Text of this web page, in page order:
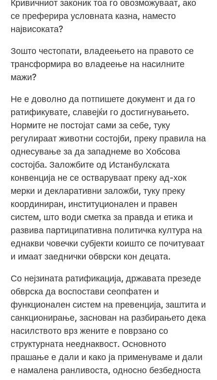
Кривичниот законик тоа го овозможуваат, ако
се преферира условната казна, наместо
највисоката?
Зошто честопати, владеењето на правото се
трансформира во владеење на насилните
мажи?
Не е доволно да потпишете документ и да го
ратификувате, славејќи го достигнувањето.
Нормите не постојат сами за себе, туку
регулираат животни состојби, преку правила на
однесување за да западнеме во Хобсова
состојба. Заложбите од Истанбулската
конвенција не се остваруваат преку ад-хок
мерки и декларативни заложби, туку преку
координиран, институционален и правен
систем, што води сметка за правда и етика и
развива партиципативна политичка култура на
еднакви човечки субјекти коишто се почитуваат
и имаат заеднички обврски кон децата.
Со нејзината ратификација, државата презеде
обврска да воспостави сеопфатен и
функционален систем на превенција, заштита и
санкционирање, заснован на разбирањето дека
насилството врз жените е поврзано со
структурната нееднаквост. Основното
прашање е дали и како ја применуваме и дали
е намалена ранливоста, односно безбедноста